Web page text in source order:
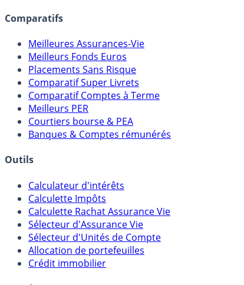
Comparatifs
Meilleures Assurances-Vie
Meilleurs Fonds Euros
Placements Sans Risque
Comparatif Super Livrets
Comparatif Comptes à Terme
Meilleurs PER
Courtiers bourse & PEA
Banques & Comptes rémunérés
Outils
Calculateur d'intérêts
Calculette Impôts
Calculette Rachat Assurance Vie
Sélecteur d'Assurance Vie
Sélecteur d'Unités de Compte
Allocation de portefeuilles
Crédit immobilier